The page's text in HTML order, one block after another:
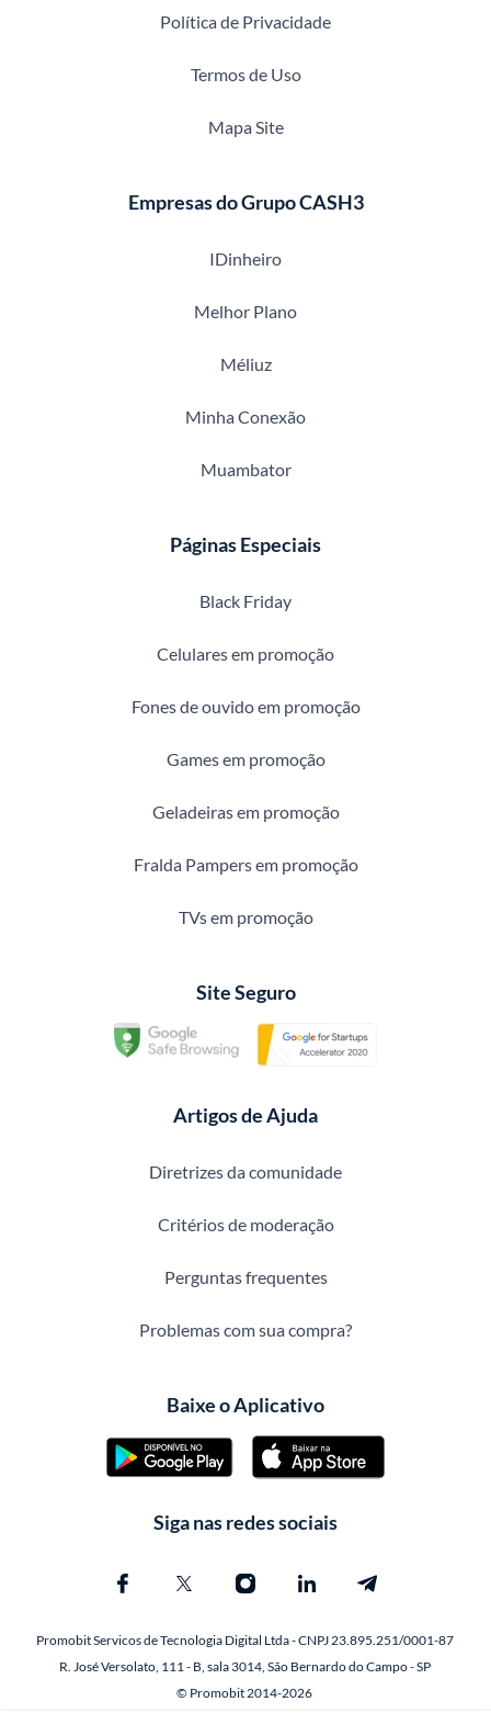
Política de Privacidade
Termos de Uso
Mapa Site
Empresas do Grupo CASH3
IDinheiro
Melhor Plano
Méliuz
Minha Conexão
Muambator
Páginas Especiais
Black Friday
Celulares em promoção
Fones de ouvido em promoção
Games em promoção
Geladeiras em promoção
Fralda Pampers em promoção
TVs em promoção
Site Seguro
Artigos de Ajuda
Diretrizes da comunidade
Critérios de moderação
Perguntas frequentes
Problemas com sua compra?
Baixe o Aplicativo
Siga nas redes sociais
Promobit Servicos de Tecnologia Digital Ltda - CNPJ 23.895.251/0001-87
R. José Versolato, 111 - B, sala 3014, São Bernardo do Campo - SP
© Promobit 2014-2026